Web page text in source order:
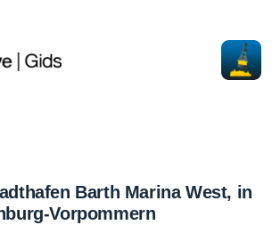
Barth Marina West, in
Vorpommern